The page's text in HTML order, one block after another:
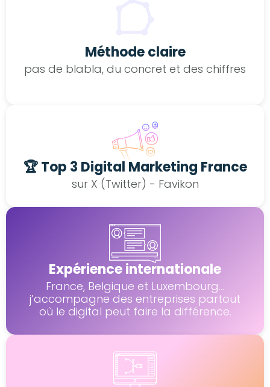
Méthode claire
pas de blabla, du concret et des chiffres
🏆 Top 3 Digital Marketing France
sur X (Twitter) - Favikon
Expérience internationale
France, Belgique et Luxembourg...
j’accompagne des entreprises partout
où le digital peut faire la différence.